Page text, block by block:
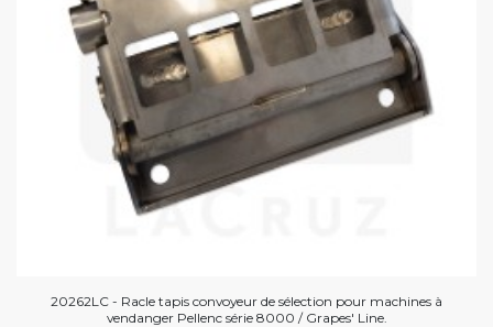
20262LC - Racle tapis convoyeur de sélection pour machines à
vendanger Pellenc série 8000 / Grapes' Line.